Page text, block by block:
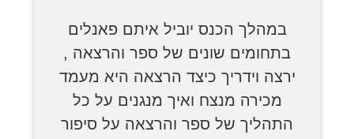
במהלך הכנס יוביל איתם פאנלים
בתחומים שונים של ספר והרצאה ,
ירצה וידריך כיצד הרצאה היא מעמד
מכירה מנצח ואיך מנגנים על כל
התהליך של ספר והרצאה על סיפור